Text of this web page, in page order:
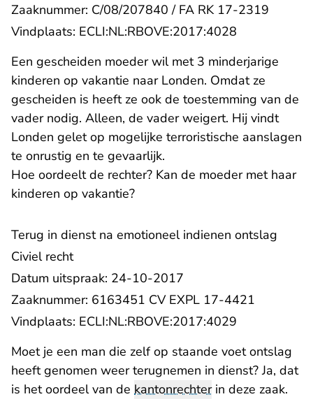
Zaaknummer: C/08/207840 / FA RK 17-2319
Vindplaats: ECLI:NL:RBOVE:2017:4028
Een gescheiden moeder wil met 3 minderjarige
kinderen op vakantie naar Londen. Omdat ze
gescheiden is heeft ze ook de toestemming van de
vader nodig. Alleen, de vader weigert. Hij vindt
Londen gelet op mogelijke terroristische aanslagen
te onrustig en te gevaarlijk.
Hoe oordeelt de rechter? Kan de moeder met haar
kinderen op vakantie?
Terug in dienst na emotioneel indienen ontslag
Civiel recht
Datum uitspraak: 24-10-2017
Zaaknummer: 6163451 CV EXPL 17-4421
Vindplaats: ECLI:NL:RBOVE:2017:4029
Moet je een man die zelf op staande voet ontslag
heeft genomen weer terugnemen in dienst? Ja, dat
is het oordeel van de kantonrechterin deze zaak.